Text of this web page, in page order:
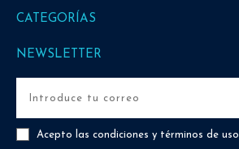
CATEGORÍAS
NEWSLETTER
Acepto las condiciones y términos de uso